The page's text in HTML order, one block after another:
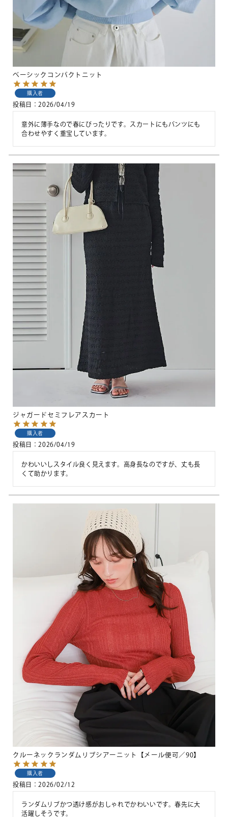
ベーシックコンパクトニット
購入者
投稿日 2026/04/19
意外に薄手なので春にぴったりです。スカートにもパンツにも
合わせやすく重宝しています。
ジャガードセミフレアスカート
購入者
投稿日 2026/04/19
かわいいしスタイル良く見えます。高身長なのですが、丈も長
くて助かります。
クルーネックランダムリブシアーニット【メール便可／90】
購入者
投稿日 2026/02/12
ランダムリブかつ透け感がおしゃれでかわいいです。春先に大
活躍しそうです。